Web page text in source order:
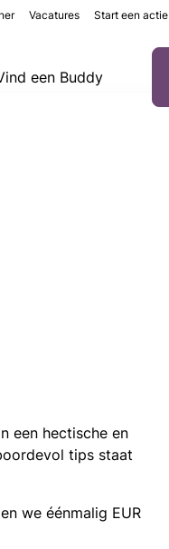
een Buddy
Vacatures Start een actie
een hectische en
tips staat
we éénmalig EUR